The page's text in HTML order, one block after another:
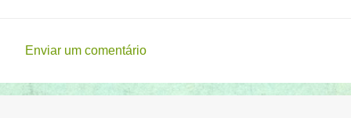
o
Enviar um comentário